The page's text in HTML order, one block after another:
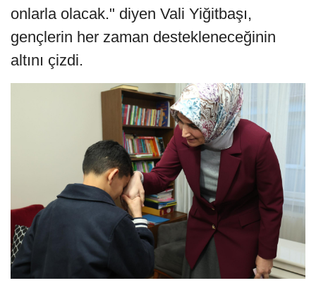
onlarla olacak." diyen Vali Yiğitbaşı,
gençlerin her zaman destekleneceğinin
altını çizdi.